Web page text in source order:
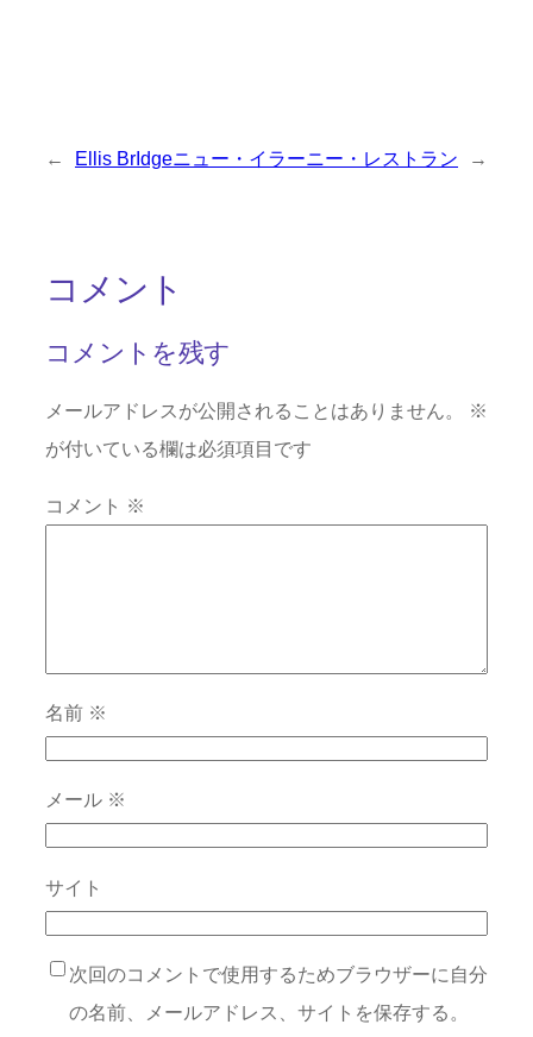
← Ellis BrIdgeニュー・イラーニー・レストラン →
コメント
コメントを残す
メールアドレスが公開されることはありません。
※
が付いている欄は必須項目です
コメント ※
名前 ※
メール ※
サイト
次回のコメントで使用するためブラウザーに自分
の名前、メールアドレス、サイトを保存する。